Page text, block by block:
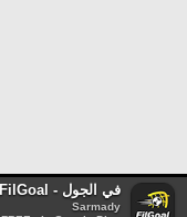
في الجول - FilGoal
Sarmady